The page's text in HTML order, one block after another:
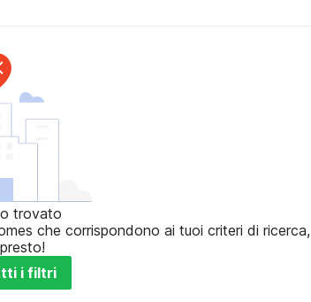
trovato
che corrispondono ai tuoi criteri di ricerca,
i filtri